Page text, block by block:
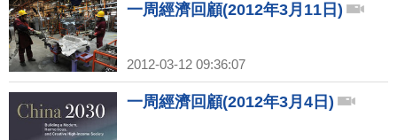
一周經濟回顧(2012年3月11日)
2012-03-12 09:36:07
一周經濟回顧(2012年3月4日)